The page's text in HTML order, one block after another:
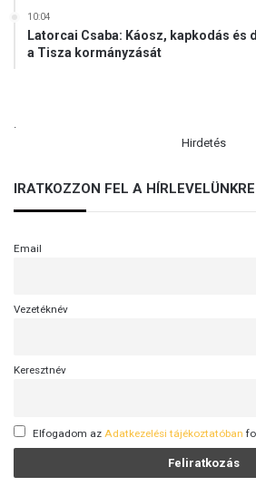
10:04
Latorcai Csaba: Káosz, kapkodás és
a Tisza kormányzását
Hirdetés
IRATKOZZON FEL A
Email
Vezetéknév
Keresztnév
Elfogadom az Adatkezelési tájékoztatóban